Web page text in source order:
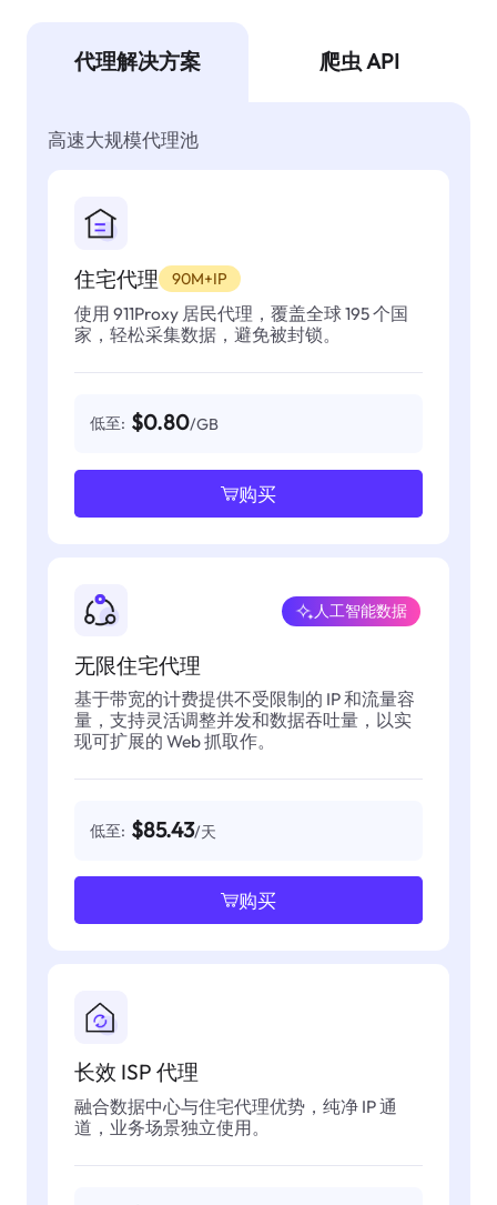
代理解决方案 爬虫 API
高速大规模代理池
住宅代理 90M+IP
使用 911Proxy 居民代理，覆盖全球 195 个国
家，轻松采集数据，避免被封锁。
低至: $0.80/GB
购买
无限住宅代理
人工智能数据
基于带宽的计费提供不受限制的 IP 和流量容
量，支持灵活调整并发和数据吞吐量，以实
现可扩展的 Web 抓取作。
低至: $85.43/天
购买
长效 ISP 代理
融合数据中心与住宅代理优势，纯净 IP 通
道，业务场景独立使用。